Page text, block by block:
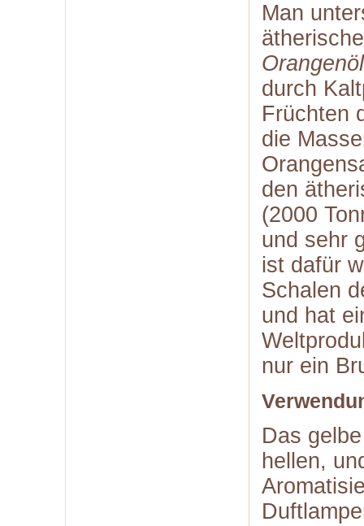
Man
durch
Früchten
die
den
(2000
und sehr
ist dafür
Schalen
und hat
nur ein
Das
hellen,